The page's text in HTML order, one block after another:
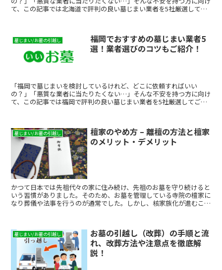
て、この記事では北海道で評判の良い墓じまい業者を5社厳選してご
墓じまい/お墓の引越し
福岡でおすすめの墓じまい業者5
選！業者選びのコツもご紹介！
「福岡で墓じまいを検討しているけれど、どこに依頼すればいい
の？」「悪質な業者に当たりたくない…」そんな不安を持つ方に向け
て、この記事では福岡で評判の良い墓じまい業者を5社厳選してご紹
墓じまい/お墓の引越し
檀家のやめ方 – 離檀の方法と檀家
のメリット・デメリット
かつて日本では先祖代々の家に住み続け、先祖のお墓を守り続けると
いう習慣がありました。そのため、お墓を管理している寺院の檀家に
なり葬儀や法事を行うのが通常でした。しかし、核家族化が進むこと
墓じまい/お墓の引越し
お墓の引越し（改葬）の手順と流
れ、改葬方法や注意点を徹底解
説！